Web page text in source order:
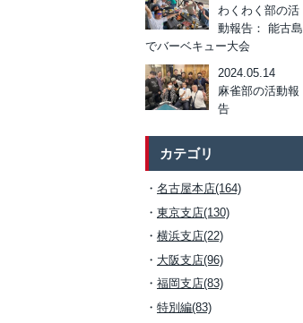
わくわく部の活
動報告： 能古島
でバーベキュー大会
2024.05.14
麻雀部の活動報
告
カテゴリ
名古屋本店(164)
東京支店(130)
横浜支店(22)
大阪支店(96)
福岡支店(83)
特別編(83)